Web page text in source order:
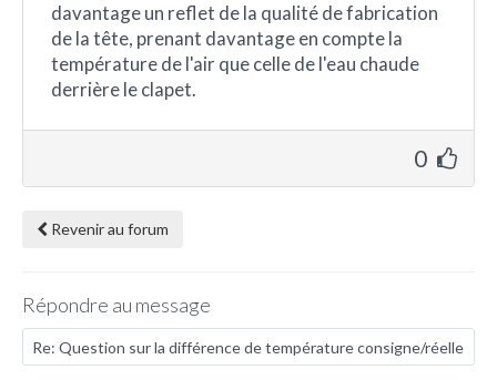
davantage un reflet de la qualité de fabrication
de la tête, prenant davantage en compte la
température de l'air que celle de l'eau chaude
derrière le clapet.
0
Revenir au forum
Répondre au message